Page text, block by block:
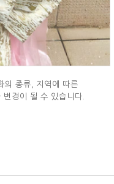
의 종류, 지역에 따른
경이 될 수 있습니다.